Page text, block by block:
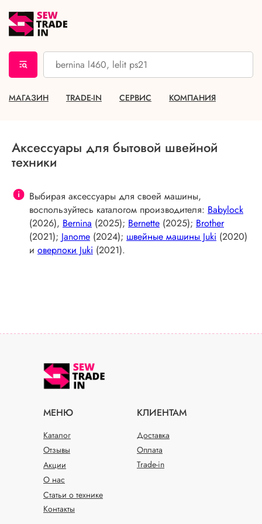
МАГАЗИН TRADE-IN СЕРВИС КОМПАНИЯ
Аксессуары для бытовой швейной
техники
Выбирая аксессуары для своей машины,
воспользуйтесь каталогом производителя: Babylock
(2026), Bernina (2025); Bernette (2025); Brother
(2021); Janome (2024); швейные машины Juki (2020)
и оверлоки Juki (2021).
МЕНЮ КЛИЕНТАМ
Каталог
О нас
Доставка
Статьи о технике
Оплата
Отзывы
Акции
Контакты
Trade-in